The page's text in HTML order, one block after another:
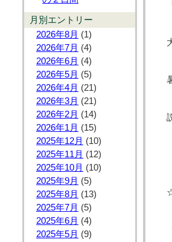
月別エントリー
2026年8月 (1)
2026年7月 (4)
2026年6月 (4)
2026年5月 (5)
2026年4月 (21)
2026年3月 (21)
2026年2月 (14)
2026年1月 (15)
2025年12月 (10)
2025年11月 (12)
2025年10月 (10)
2025年9月 (5)
2025年8月 (13)
2025年7月 (5)
2025年6月 (4)
2025年5月 (9)